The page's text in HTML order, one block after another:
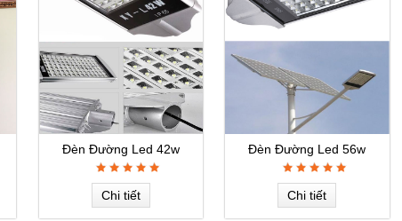
Đèn Đường Led 42w
Chi tiết
Đèn Đường Led 56w
Chi tiết